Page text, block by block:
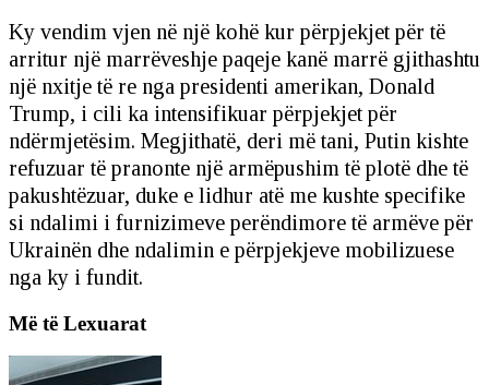
Ky vendim vjen në një kohë kur përpjekjet për të
arritur një marrëveshje paqeje kanë marrë gjithashtu
një nxitje të re nga presidenti amerikan, Donald
Trump, i cili ka intensifikuar përpjekjet për
ndërmjetësim. Megjithatë, deri më tani, Putin kishte
refuzuar të pranonte një armëpushim të plotë dhe të
pakushtëzuar, duke e lidhur atë me kushte specifike
si ndalimi i furnizimeve perëndimore të armëve për
Ukrainën dhe ndalimin e përpjekjeve mobilizuese
nga ky i fundit.
Më të Lexuarat